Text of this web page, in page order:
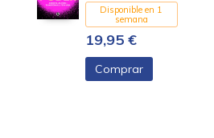
Disponible en 1
semana
19,95 €
Comprar